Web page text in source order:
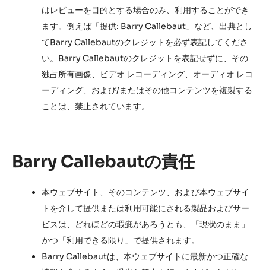
はレビューを目的とする場合のみ、利用することができ
ます。例えば「提供: Barry Callebaut」など、出典とし
てBarry Callebautのクレジットを必ず表記してくださ
い。Barry Callebautのクレジットを表記せずに、その
独占所有画像、ビデオ レコーディング、オーディオ レコ
ーディング、および/またはその他コンテンツを複製する
ことは、禁止されています。
Barry Callebautの責任
本ウェブサイト、そのコンテンツ、および本ウェブサイ
トを介して提供または利用可能にされる製品およびサー
ビスは、どれほどの瑕疵があろうとも、「現状のまま」
かつ「利用できる限り」で提供されます。
Barry Callebautは、本ウェブサイトに最新かつ正確な